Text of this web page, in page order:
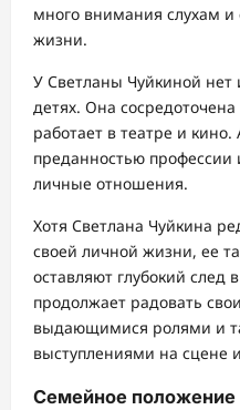
много внимания слухам и
жизни.
У Светланы Чуйкиной
детях. Она
работает в театре и кино.
преданностью профессии
личные отношения.
Хотя Светлана Чуйкина
своей личной жизни, ее
оставляют глубокий след
продолжает радовать
выдающимися ролями и
выступлениями на сцене
Семейное положение